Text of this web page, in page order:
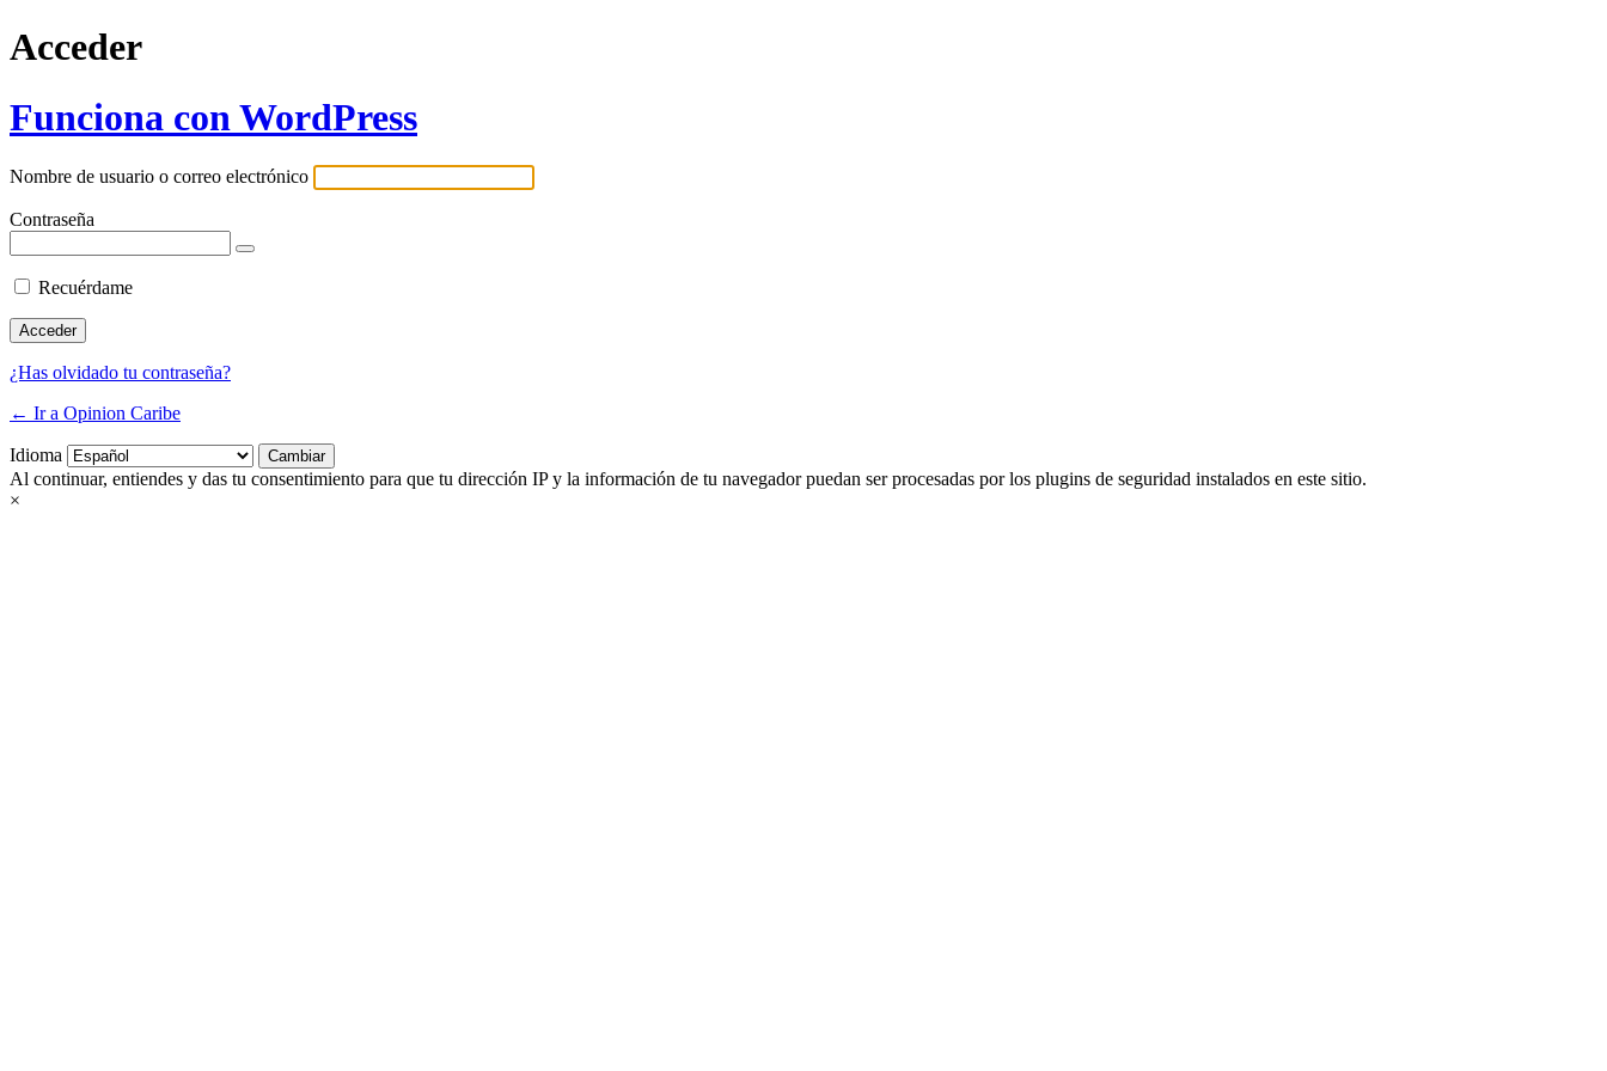
Acceder
Funciona con WordPress
Nombre de usuario o correo electrónico
Contraseña
Recuérdame
¿Has olvidado tu contraseña?
← Ir a Opinion Caribe
Idioma
Al continuar, entiendes y das tu consentimiento para que tu dirección IP y la información de tu navegador puedan ser procesadas por los plugins de seguridad instalados en este sitio.
×